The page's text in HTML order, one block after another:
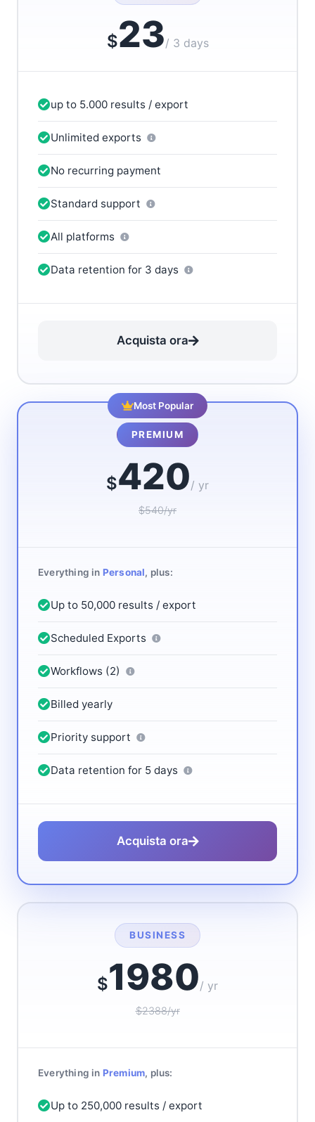
$23/ 3 days
up to 5.000 results / export
Unlimited exports
No recurring payment
Standard support
All platforms
Data retention for 3 days
Acquista ora
Most Popular
PREMIUM
$420/ yr
$540/yr
Everything in Personal, plus:
Up to 50,000 results / export
Scheduled Exports
Workflows (2)
Billed yearly
Priority support
Data retention for 5 days
Acquista ora
BUSINESS
$1980/ yr
$2388/yr
Everything in Premium, plus:
Up to 250,000 results / export